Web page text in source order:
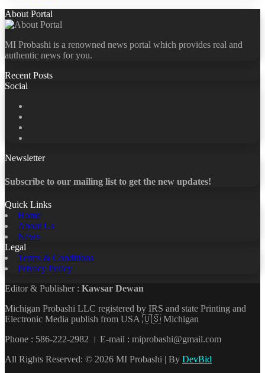
About Portal
MI Probashi is a renowned news portal which provides real and
authentic news for you.
Recent Posts
Social
Newsletter
Subscribe to our mailing list to get the new updates!
Quick Links
Home
About Us
News
Legal
Terms & Conditions
Privacy Policy
Editor & Publisher : Kawsar Dewan
Michigan Probashi LLC registered by IRS and state Printing and
Electronic Media publish from USA 🇺🇸 Michigan
Phone : 586-222-2982 । E-mail : miprobashi@gmail.com
All Rights Reserved: © 2026 MI Probashi | By DevBid